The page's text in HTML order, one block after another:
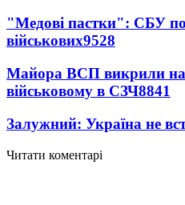
"Медові пастки": СБУ
військових9528
Майора ВСП викрили
військовому в СЗЧ8841
Залужний: Україна не
Читати коментарі